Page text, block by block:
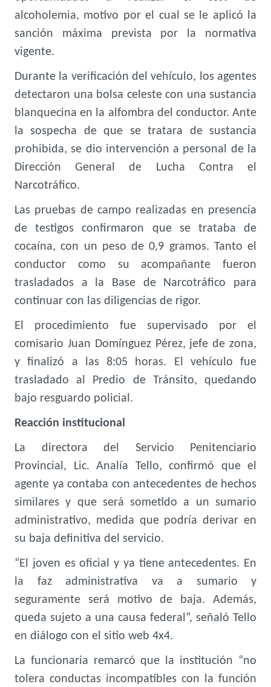
alcoholemia, motivo por el cual se le aplicó la
sanción máxima prevista por la normativa
vigente.
Durante la verificación del vehículo, los agentes
detectaron una bolsa celeste con una sustancia
blanquecina en la alfombra del conductor. Ante
la sospecha de que se tratara de sustancia
prohibida, se dio intervención a personal de la
Dirección General de Lucha Contra el
Narcotráfico.
Las pruebas de campo realizadas en presencia
de testigos confirmaron que se trataba de
cocaína, con un peso de 0,9 gramos. Tanto el
conductor como su acompañante fueron
trasladados a la Base de Narcotráfico para
continuar con las diligencias de rigor.
El procedimiento fue supervisado por el
comisario Juan Domínguez Pérez, jefe de zona,
y finalizó a las 8:05 horas. El vehículo fue
trasladado al Predio de Tránsito, quedando
bajo resguardo policial.
Reacción institucional
La directora del Servicio Penitenciario
Provincial, Lic. Analía Tello, confirmó que el
agente ya contaba con antecedentes de hechos
similares y que será sometido a un sumario
administrativo, medida que podría derivar en
su baja definitiva del servicio.
“El joven es oficial y ya tiene antecedentes. En
la faz administrativa va a sumario y
seguramente será motivo de baja. Además,
queda sujeto a una causa federal”, señaló Tello
en diálogo con el sitio web 4x4.
La funcionaria remarcó que la institución “no
tolera conductas incompatibles con la función